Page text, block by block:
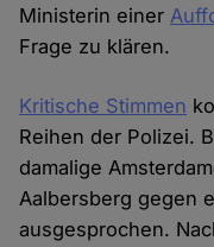
Ministerin einer
Frage zu klären.
Kritische Stimmen
Reihen der Polizei.
damalige
Aalbersberg gegen
ausgesprochen.